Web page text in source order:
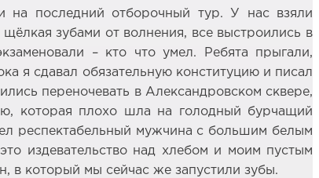
на последний отборочный тур. У нас взяли
зубами от волнения, все выстроились в
– кто что умел. Ребята прыгали,
я сдавал обязательную конституцию и писал
переночевать в Александровском сквере,
которая плохо шла на голодный бурчащий
респектабельный мужчина с большим белым
издевательство над хлебом и моим пустым
в который мы сейчас же запустили зубы.